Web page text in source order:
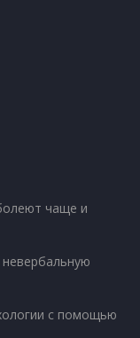
чаще и
с помощью